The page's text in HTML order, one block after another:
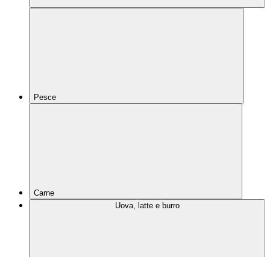
Pesce
Carne
Uova, latte e burro